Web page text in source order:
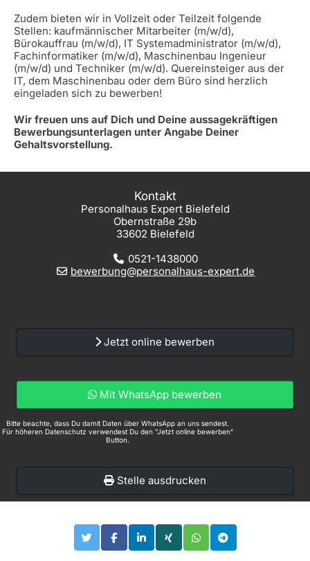
Zudem bieten wir in Vollzeit oder Teilzeit folgende
Stellen: kaufmännischer Mitarbeiter (m/w/d),
Bürokauffrau (m/w/d), IT Systemadministrator (m/w/d),
Fachinformatiker (m/w/d), Maschinenbau Ingenieur
(m/w/d) und Techniker (m/w/d). Quereinsteiger aus der
IT, dem Maschinenbau oder dem Büro sind herzlich
eingeladen sich zu bewerben!
Wir freuen uns auf Dich und Deine aussagekräftigen
Bewerbungsunterlagen unter Angabe Deiner
Gehaltsvorstellung.
Kontakt
Personalhaus Expert Bielefeld
Obernstraße 29b
33602 Bielefeld
0521-1438000
bewerbung@personalhaus-expert.de
Jetzt online bewerben
Mit WhatsApp bewerben
Bitte beachte, dass Du damit Daten über WhatsApp an uns sendest.
Für höheren Datenschutz verwendest Du den "Jetzt online bewerben"
Button.
Stelle ausdrucken